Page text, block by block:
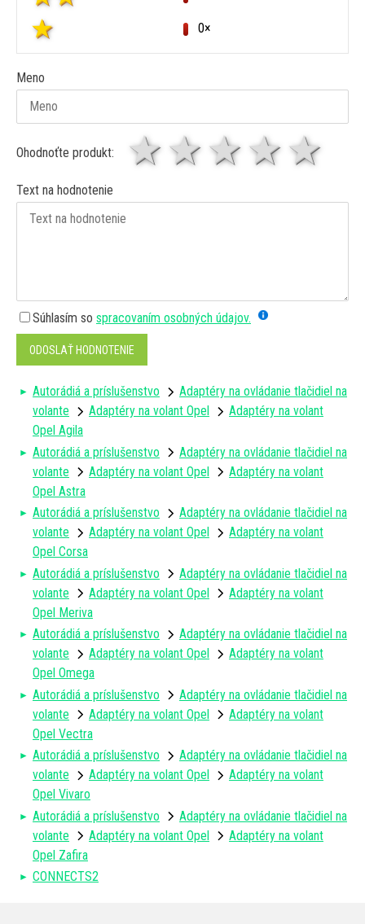
0×
Meno
Ohodnoťte produkt: 4
3
2 hviezdy
1 hviezda
Text na hodnotenie
Súhlasím so spracovaním osobných údajov.
ODOSLAŤ HODNOTENIE
Autorádiá a príslušenstvo
Adaptéry na ovládanie tlačidiel na
volante
Adaptéry na volant Opel
Adaptéry na volant
Opel Agila
Autorádiá a príslušenstvo
Adaptéry na ovládanie tlačidiel na
volante
Adaptéry na volant Opel
Adaptéry na volant
Opel Astra
Autorádiá a príslušenstvo
Adaptéry na ovládanie tlačidiel na
volante
Adaptéry na volant Opel
Adaptéry na volant
Opel Corsa
Autorádiá a príslušenstvo
Adaptéry na ovládanie tlačidiel na
volante
Adaptéry na volant Opel
Adaptéry na volant
Opel Meriva
Autorádiá a príslušenstvo
Adaptéry na ovládanie tlačidiel na
volante
Adaptéry na volant Opel
Adaptéry na volant
Opel Omega
Autorádiá a príslušenstvo
Adaptéry na ovládanie tlačidiel na
volante
Adaptéry na volant Opel
Adaptéry na volant
Opel Vectra
Autorádiá a príslušenstvo
Adaptéry na ovládanie tlačidiel na
volante
Adaptéry na volant Opel
Adaptéry na volant
Opel Vivaro
Autorádiá a príslušenstvo
Adaptéry na ovládanie tlačidiel na
volante
Adaptéry na volant Opel
Adaptéry na volant
Opel Zafira
CONNECTS2